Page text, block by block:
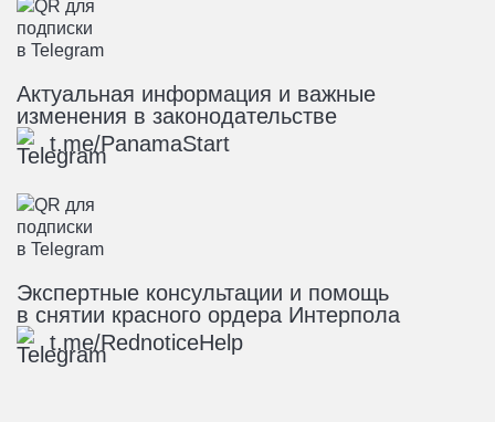
Актуальная информация и важные
изменения в законодательстве
t.me/PanamaStart
Экспертные консультации и помощь
в снятии красного ордера Интерпола
t.me/RednoticeHelp